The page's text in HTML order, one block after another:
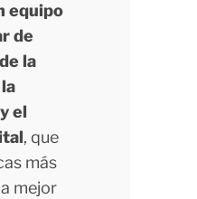
equipo
de
la
el
, que
más
mejor